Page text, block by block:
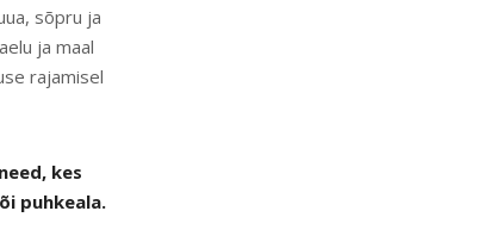
sõpru ja
ja maal
rajamisel
kes
puhkeala.